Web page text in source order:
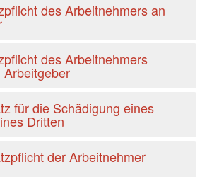
des Arbeitnehmers an
des Arbeitnehmers
für die Schädigung eines
Dritten
der Arbeitnehmer